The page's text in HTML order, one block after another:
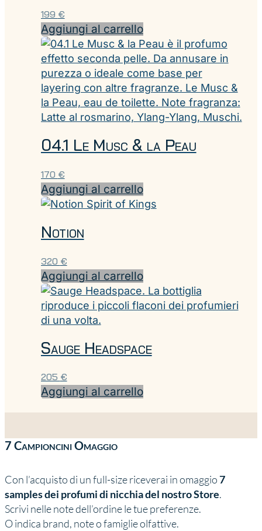
199 €
Aggiungi al carrello
04.1 Le Musc & la Peau
170 €
Aggiungi al carrello
Notion
320 €
Aggiungi al carrello
Sauge Headspace
205 €
Aggiungi al carrello
7 Campioncini Omaggio
Con l’acquisto di un full-size riceverai in omaggio7
samples dei profumi di nicchia del nostro Store.
Scrivi nelle note dell’ordine le tue preferenze.
O indica brand, note o famiglie olfattive.